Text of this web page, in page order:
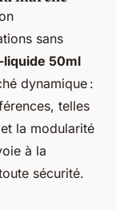
sans
liquide 50ml
dynamique :
telles
la modularité
à la
sécurité.